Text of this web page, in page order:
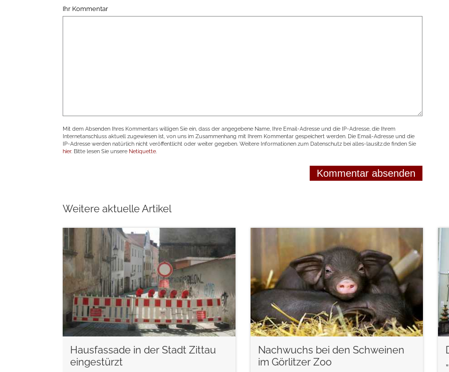
Ihr Kommentar
Mit dem Absenden Ihres Kommentars willigen Sie ein, dass der angegebene Name, Ihre Email-Adresse und die IP-Adresse, die Ihrem
Internetanschluss aktuell zugewiesen ist, von uns im Zusammenhang mit Ihrem Kommentar gespeichert werden. Die Email-Adresse und die
IP-Adresse werden natürlich nicht veröffentlicht oder weiter gegeben. Weitere Informationen zum Datenschutz bei alles-lausitz.de finden Sie
hier. Bitte lesen Sie unsere Netiquette.
Weitere aktuelle Artikel
Hausfassade in der Stadt Zittau
eingestürzt
weiterlesen
Nachwuchs bei den Schweinen
im Görlitzer Zoo
weiterlesen